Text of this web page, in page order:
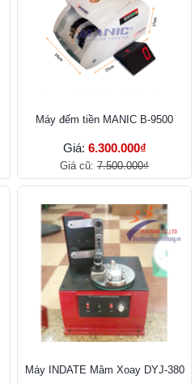
Máy đếm tiền MANIC B-9500
Giá: 6.300.000₫
Giá cũ: 7.500.000₫
Máy INDATE Mâm Xoay DYJ-380